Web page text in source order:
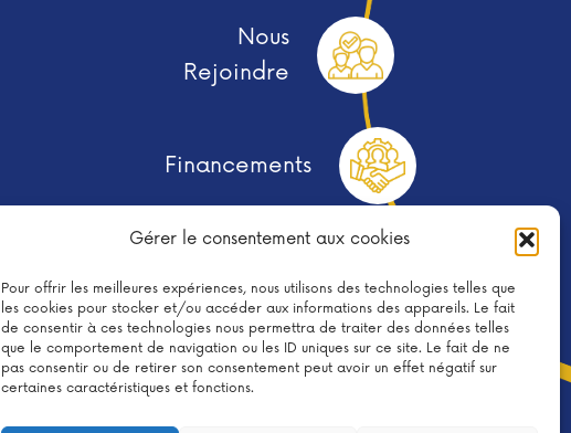
Gérer le consentement aux cookies
Pour offrir les meilleures expériences, nous utilisons des technologies telles que
les cookies pour stocker et/ou accéder aux informations des appareils. Le fait
de consentir à ces technologies nous permettra de traiter des données telles
que le comportement de navigation ou les ID uniques sur ce site. Le fait de ne
pas consentir ou de retirer son consentement peut avoir un effet négatif sur
certaines caractéristiques et fonctions.
Nous
Rejoindre
Financements
Télécharger le Flyer